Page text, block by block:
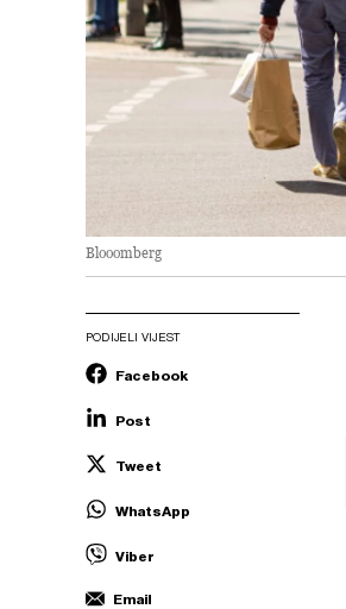
Blooomberg
PODIJELI VIJEST
Facebook
Post
Tweet
WhatsApp
Viber
Email